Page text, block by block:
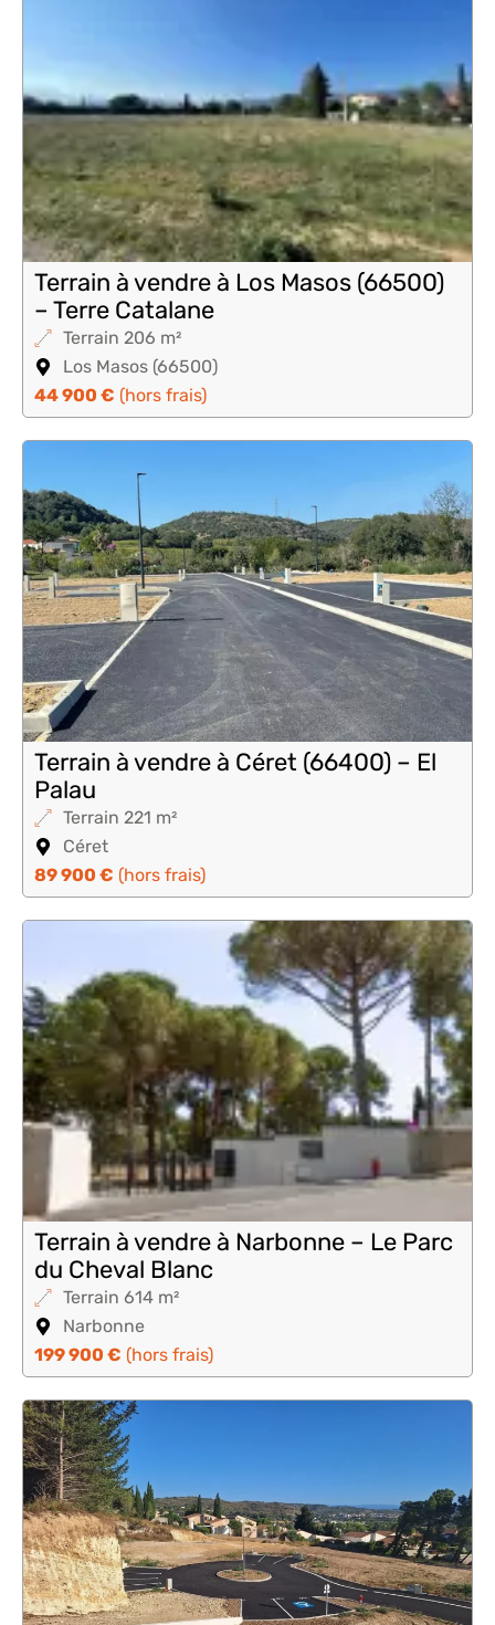
Terrain à vendre à Los Masos (66500)
– Terre Catalane
Terrain 206 m²
Los Masos (66500)
44 900 € (hors frais)
Terrain à vendre à Céret (66400) – El
Palau
Terrain 221 m²
Céret
89 900 € (hors frais)
Terrain à vendre à Narbonne – Le Parc
du Cheval Blanc
Terrain 614 m²
Narbonne
199 900 € (hors frais)